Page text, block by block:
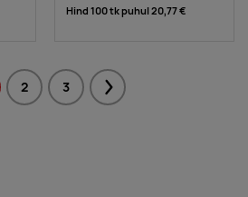
Hind 100 tk puhul20,77 €
2 3 Next